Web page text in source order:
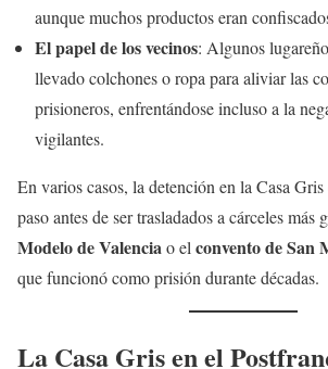
aunque muchos productos eran
El papel de los vecinos: Algunos
llevado colchones o ropa para aliviar las
prisioneros, enfrentándose incluso a la
vigilantes.
En varios casos, la detención en la Casa
paso antes de ser trasladados a cárceles más
Modelo de Valenciao el convento de San
que funcionó como prisión durante décadas.
La Casa Gris en el